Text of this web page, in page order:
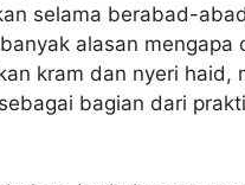
selama berabad-
alasan mengapa
kram dan nyeri haid,
bagian dari